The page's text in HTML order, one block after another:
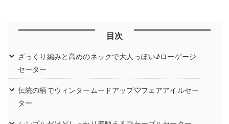
目次
ざっくり編みと高めのネックで大人っぽい♪ローゲージ
セーター
伝統の柄でウィンタームードアップ♡フェアアイルセー
ター